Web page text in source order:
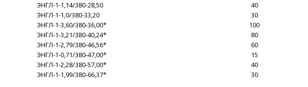
ЭНГЛ-1-1,14/380-28,50
40
ЭНГЛ-1-1,0/380-33,20
30
ЭНГЛ-1-3,60/380-36,00*
100
ЭНГЛ-1-3,21/380-40,24*
80
ЭНГЛ-1-2,79/380-46,56*
60
ЭНГЛ-1-0,71/380-47,00*
15
ЭНГЛ-1-2,28/380-57,00*
40
ЭНГЛ-1-1,99/380-66,37*
30